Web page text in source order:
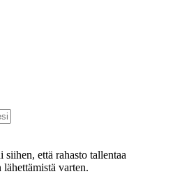
siihen, että rahasto tallentaa
varten.